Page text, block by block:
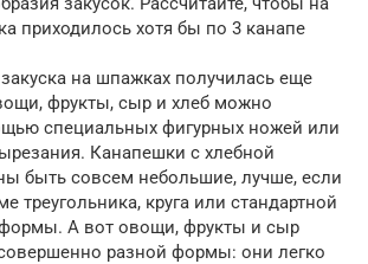
приходилось хотя бы по 3 канапе
на шпажках получилась еще
фрукты, сыр и хлеб можно
специальных фигурных ножей или
Канапешки с хлебной
быть совсем небольшие, лучше, если
треугольника, круга или стандартной
А вот овощи, фрукты и сыр
разной формы: они легко